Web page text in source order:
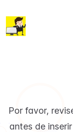
Por favor,
antes de